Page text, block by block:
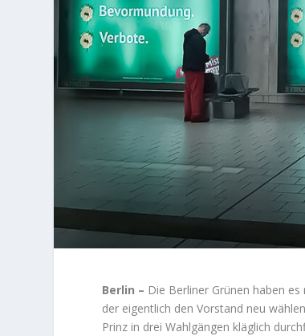
Berlin – Die Berliner Grünen haben
der eigentlich den Vorstand neu
Prinz in drei Wahlgängen kläglich